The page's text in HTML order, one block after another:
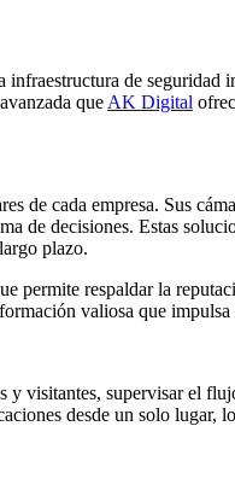
infraestructura de seguridad
que AK Digital
de cada empresa. Sus
de decisiones. Estas
plazo.
permite respaldar la
valiosa que impulsa
visitantes, supervisar el
desde un solo